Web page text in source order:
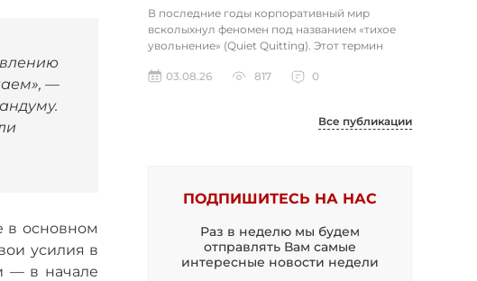
—
в основном
усилия в
— в начале
В последние годы корпоративный мир
всколыхнул феномен под названием «тихое
увольнение» (Quiet Quitting). Этот термин
03.08.26
817 0
Все публикации
ПОДПИШИТЕСЬ НА НАС
Раз в неделю мы будем
отправлять Вам самые
интересные новости недели